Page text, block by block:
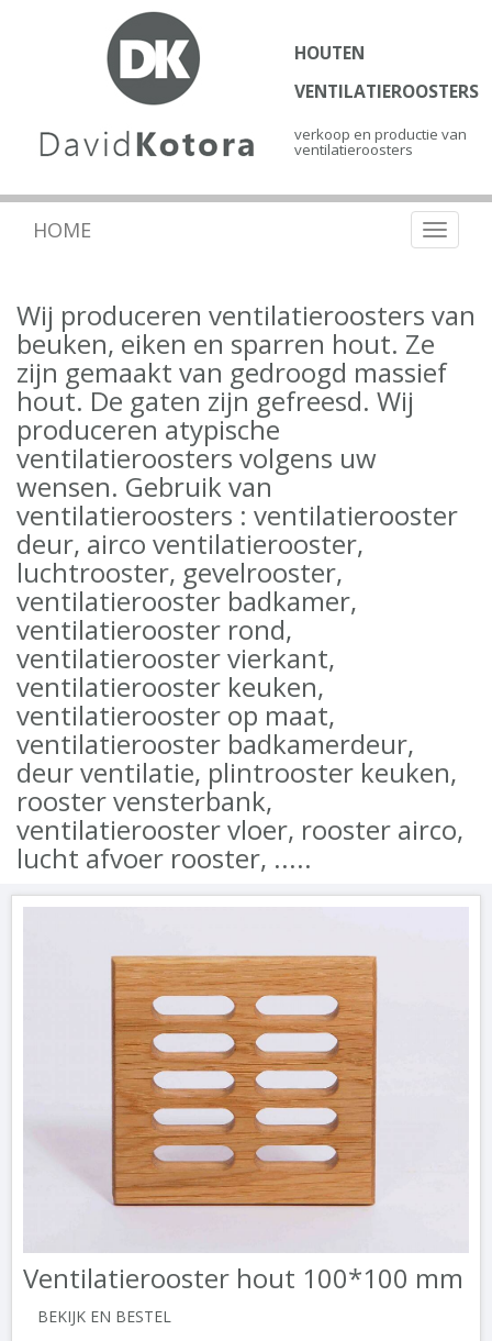
HOUTEN
VENTILATIEROOSTERS
verkoop en productie van
ventilatieroosters
Toggle
HOME
Wij produceren ventilatieroosters van
beuken, eiken en sparren hout. Ze
zijn gemaakt van gedroogd massief
hout. De gaten zijn gefreesd. Wij
produceren atypische
ventilatieroosters volgens uw
wensen. Gebruik van
ventilatieroosters : ventilatierooster
deur, airco ventilatierooster,
luchtrooster, gevelrooster,
ventilatierooster badkamer,
ventilatierooster rond,
ventilatierooster vierkant,
ventilatierooster keuken,
ventilatierooster op maat,
ventilatierooster badkamerdeur,
deur ventilatie, plintrooster keuken,
rooster vensterbank,
ventilatierooster vloer, rooster airco,
lucht afvoer rooster, .....
Ventilatierooster hout 100*100 mm
BEKIJK EN BESTEL